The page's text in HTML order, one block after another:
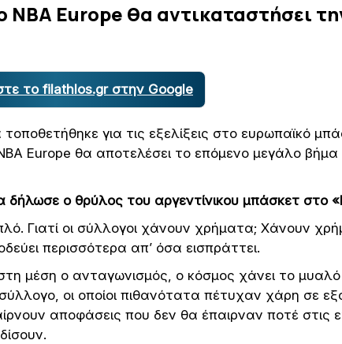
NBA Europe θα αντικαταστήσει
το filathlos.gr στην Google
για τις εξελίξεις στο ευρωπαϊκό
Europe θα αποτελέσει το επόμενο μεγάλο
δήλωσε ο θρύλος του αργεντίνικου μπάσκετ στο
Γιατί οι σύλλογοι χάνουν χρήματα; Χάνουν
περισσότερα απ’ όσα εισπράττει.
μέση ο ανταγωνισμός, ο κόσμος χάνει το μυαλό
οι οποίοι πιθανότατα πέτυχαν χάρη σε
αποφάσεις που δεν θα έπαιρναν ποτέ στις